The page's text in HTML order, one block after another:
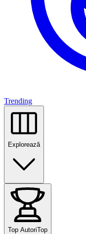
Trending
Explorează
Top AutoriTop